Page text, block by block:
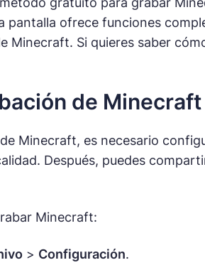
ofrece funciones
Minecraft. Si quieres saber
de Minecraft
Minecraft, es necesario
Después, puedes
Minecraft:
> Configuración.